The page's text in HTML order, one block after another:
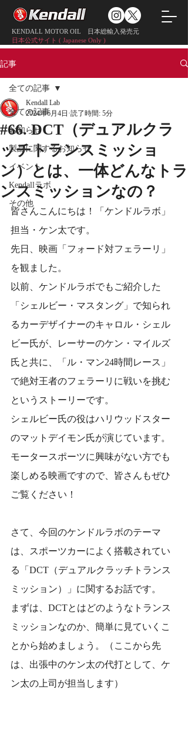
KENDALL MOTOR OIL 日本総輸入発売元
日本公式サイト ( Japanese Only )
記事
全ての記事
お知らせ
製品に関するお知らせ
イベント
Kendallラボ
その他
全ての記事
#66. DCT（デュアルクラ
ッチトランスミッショ
ン）とは、一体どんなトラ
ンスミッションなの？
Kendall Lab
2024年6月4日
読了時間: 5分
皆さんこんにちは！「ケンドルラボ」
担当・ケン太です。
先日、映画「フォード対フェラーリ」
を観ました。
以前、ケンドルラボでもご紹介した
「シェルビー・マスタング」で知られ
るカーデザイナーのキャロル・シェル
ビー氏が、レーサーのケン・マイルズ
氏と共に、「ル・マン24時間レース」
で絶対王者のフェラーリに戦いを挑む
というストーリーです。
シェルビー氏の役はハリウッドスター
のマットデイモン氏が演じています。
モータースポーツに興味がない方でも
楽しめる映画ですので、皆さんもぜひ
ご覧ください！
さて、今回のケンドルラボのテーマ
は、スポーツカーによく搭載されてい
る「DCT（デュアルクラッチトランス
ミッション）」に関するお話です。
まずは、DCTとはどのようなトランス
ミッションなのか、簡単に見ていくこ
とから始めましょう。（ここから先
は、出張中のケン太の代打として、ケ
ン太の上司が担当します）